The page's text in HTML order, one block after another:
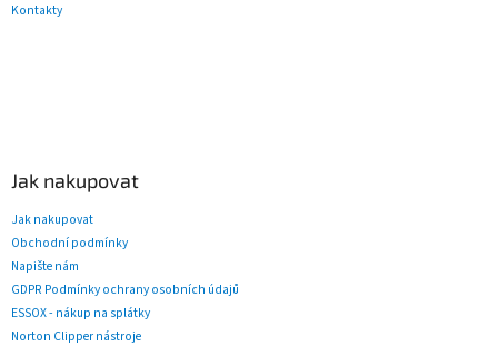
Kontakty
Jak nakupovat
Jak nakupovat
Obchodní podmínky
Napište nám
GDPR Podmínky ochrany osobních údajů
ESSOX - nákup na splátky
Norton Clipper nástroje